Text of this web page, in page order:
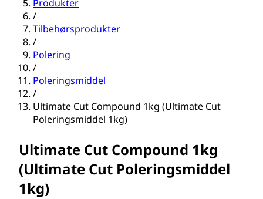
Produkter
/
Tilbehørsprodukter
/
Polering
/
Poleringsmiddel
/
Ultimate Cut Compound 1kg (Ultimate Cut
Poleringsmiddel 1kg)
Ultimate Cut Compound 1kg
(Ultimate Cut Poleringsmiddel
1kg)